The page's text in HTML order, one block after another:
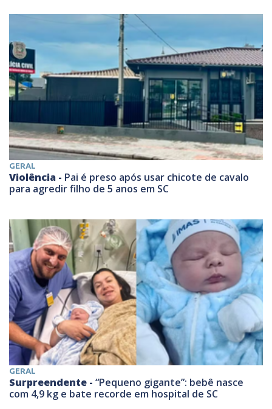
GERAL
Violência - Pai é preso após usar chicote de cavalo
para agredir filho de 5 anos em SC
GERAL
Surpreendente - “Pequeno gigante”: bebê nasce
com 4,9 kg e bate recorde em hospital de SC